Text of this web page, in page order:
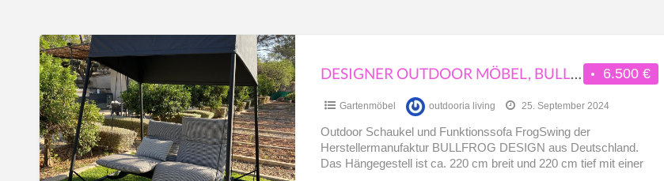
Designer
Outdoor
Möbel,
BULLFROG
DESIGN,
FrogSwing,
Ausstellungsstück
6.500 €
DESIGNER OUTDOOR MÖBEL, BULLFROG DESIGN, FROGSWING, AUSSTELLUNGSSTÜCK
Gartenmöbel outdooria living 25. September 2024
Outdoor Schaukel und Funktionssofa FrogSwing der
Herstellermanufaktur BULLFROG DESIGN aus Deutschland.
Das Hängegestell ist ca. 220 cm breit und 220 cm tief mit einer